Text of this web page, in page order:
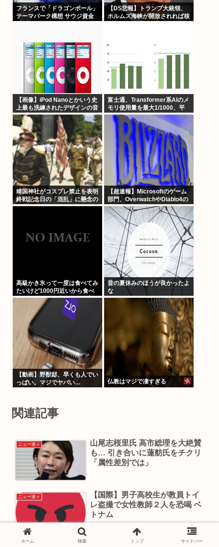
フランスで「ドラゴンボール」
テーマパーク構想 サウジ資金
【DS悲報】トランプ大統領、
ホルムズ海峡が開放されれば核
【画像】iPod Nanoとかいう史
上最も洗練されたデザインの音
楽プレイヤーについて
富士通、Transformer系AIのメ
モリ使用量を最大1/1000、平
均1/400にする魔改造を発表、
にげて！
靖国神社がコスプレ禁止を表明
終戦記念日の「混乱」に懸念の
声も
【超速報】Microsoftのゲーム
部門、OverwatchやDiablo4の
活躍によりBlizzardが牽引役と
なる
高級かき氷って一度は食べてみ
たいけど1000円近いから食べ
たら負けな気がするよな(ヽ´ん
昔の夏休みのほうが良かったよ
な
【動画】野獣邸、早くも人でい
っぱい。マジでヤバい…
仏教はマジで凄すぎる
関連記事
ニュー速＋
山尾志桜里氏 高市総理を大絶賛
も… 引き合いに蓮舫氏をチクリ
「属性差別では」
ニュー速＋
【国際】男子高校生が教員トイ
レ盗撮で女性教師２人を恐喝 ベ
トナム
ホーム 検索 トップ サイドバー